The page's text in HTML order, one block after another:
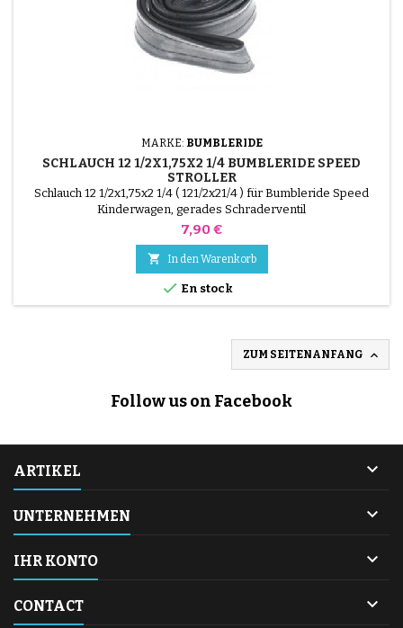
MARKE: BUMBLERIDE
SCHLAUCH 12 1/2X1,75X2 1/4 BUMBLERIDE SPEED
STROLLER
Schlauch 12 1/2x1,75x2 1/4 ( 121/2x21/4 ) für Bumbleride Speed
Kinderwagen, gerades Schraderventil
Preis
7,90 €
 In den Warenkorb
 En stock
ZUM SEITENANFANG 
Follow us on Facebook
ARTIKEL 
UNTERNEHMEN 
IHR KONTO 
CONTACT 